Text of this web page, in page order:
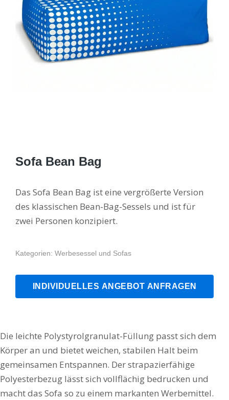
Sofa Bean Bag
Das Sofa Bean Bag ist eine vergrößerte Version
des klassischen Bean-Bag-Sessels und ist für
zwei Personen konzipiert.
Kategorien: Werbesessel und Sofas
INDIVIDUELLES ANGEBOT ANFRAGEN
Die leichte Polystyrolgranulat-Füllung passt sich dem
Körper an und bietet weichen, stabilen Halt beim
gemeinsamen Entspannen. Der strapazierfähige
Polyesterbezug lässt sich vollflächig bedrucken und
macht das Sofa so zu einem markanten Werbemittel.